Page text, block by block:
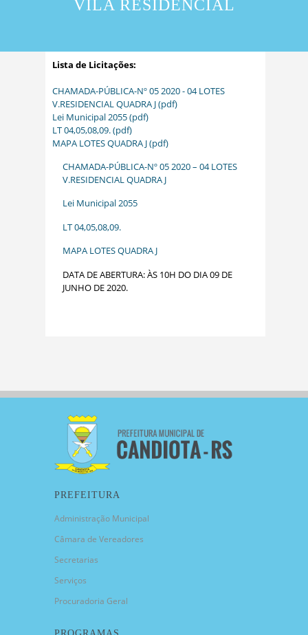
VILA RESIDENCIAL
Lista de Licitações:
CHAMADA-PÚBLICA-Nº 05 2020 - 04 LOTES
V.RESIDENCIAL QUADRA J (pdf)
Lei Municipal 2055 (pdf)
LT 04,05,08,09. (pdf)
MAPA LOTES QUADRA J (pdf)
CHAMADA-PÚBLICA-Nº 05 2020 – 04 LOTES
V.RESIDENCIAL QUADRA J
Lei Municipal 2055
LT 04,05,08,09.
MAPA LOTES QUADRA J
DATA DE ABERTURA: ÀS 10H DO DIA 09 DE
JUNHO DE 2020.
PREFEITURA
Administração Municipal
Câmara de Vereadores
Secretarias
Serviços
Procuradoria Geral